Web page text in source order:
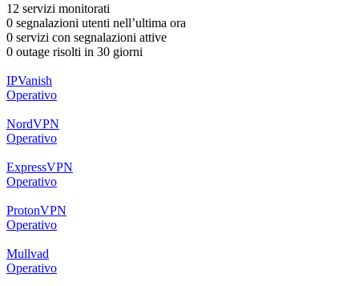
12 servizi monitorati
0 segnalazioni utenti nell’ultima ora
0 servizi con segnalazioni attive
0 outage risolti in 30 giorni
IPVanish
Operativo
NordVPN
Operativo
ExpressVPN
Operativo
ProtonVPN
Operativo
Mullvad
Operativo